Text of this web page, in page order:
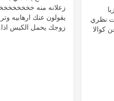
نظري
كوالا
زعلانه منه
يقولون عنك
زوجك يحمل الكيس